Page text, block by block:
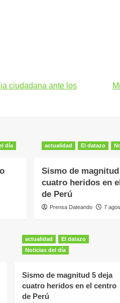
ciudadana ante los
día actualidad El datazo
Sismo de
cuatro heridos en
de Perú
Prensa Dateando 7
actualidad
El datazo
Noticias del día
Sismo de magnitud 5 deja
cuatro heridos en el centro
de Perú